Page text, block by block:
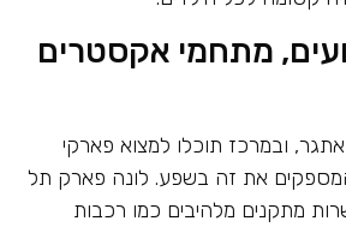
מתחמי אקסטרים
ובמרכז תוכלו למצוא פארקי
את זה בשפע. לונה פארק תל
מתקנים מלהיבים כמו רכבות